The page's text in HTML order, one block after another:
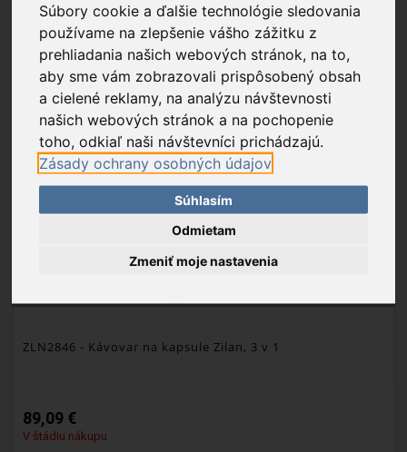
Súbory cookie a ďalšie technológie sledovania
používame na zlepšenie vášho zážitku z
prehliadania našich webových stránok, na to,
aby sme vám zobrazovali prispôsobený obsah
a cielené reklamy, na analýzu návštevnosti
našich webových stránok a na pochopenie
toho, odkiaľ naši návštevníci prichádzajú.
Zásady ochrany osobných údajov
Súhlasím
Odmietam
Zmeniť moje nastavenia
PRIDAŤ DO KOŠÍKA
OBĽÚBENÉ
NEW
ZLN2846 - Kávovar na kapsule Zilan, 3 v 1
89,09 €
V štádiu nákupu